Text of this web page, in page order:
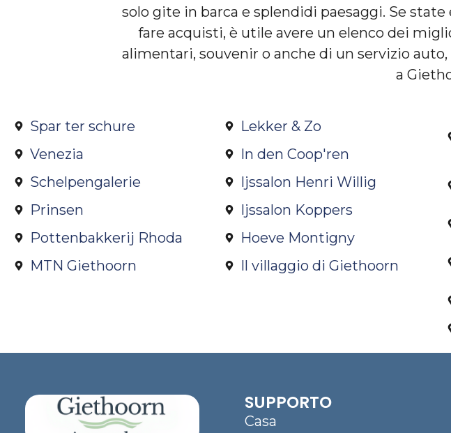
solo gite in barca e splendidi paesaggi. Se
fare acquisti, è utile avere un elenco dei
alimentari, souvenir o anche di un servizio
a
Spar ter schure
Venezia
Schelpengalerie
Prinsen
Pottenbakkerij Rhoda
MTN Giethoorn
Lekker & Zo
In den Coop'ren
Ijssalon Henri Willig
Ijssalon Koppers
Hoeve Montigny
Il villaggio di Giethoorn
SUPPORTO
Casa